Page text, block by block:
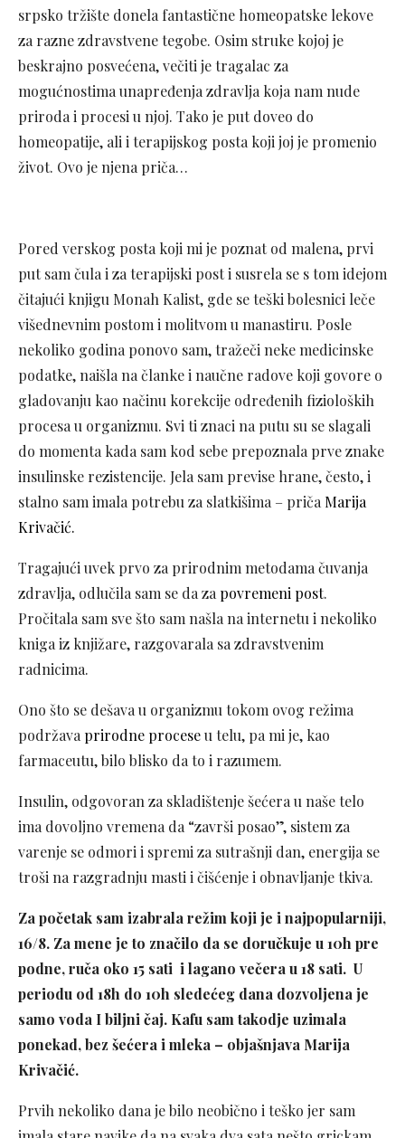
srpsko tržište donela fantastične homeopatske lekove
za razne zdravstvene tegobe. Osim struke kojoj je
beskrajno posvećena, večiti je tragalac za
mogućnostima unapređenja zdravlja koja nam nude
priroda i procesi u njoj. Tako je put doveo do
homeopatije, ali i terapijskog posta koji joj je promenio
život. Ovo je njena priča…
Pored verskog posta koji mi je poznat od malena, prvi
put sam čula i za terapijski post i susrela se s tom idejom
čitajući knjigu Monah Kalist, gde se teški bolesnici leče
višednevnim postom i molitvom u manastiru. Posle
nekoliko godina ponovo sam, tražeči neke medicinske
podatke, naišla na članke i naučne radove koji govore o
gladovanju kao načinu korekcije određenih fizioloških
procesa u organizmu. Svi ti znaci na putu su se slagali
do momenta kada sam kod sebe prepoznala prve znake
insulinske rezistencije. Jela sam previse hrane, često, i
stalno sam imala potrebu za slatkišima – priča Marija
Krivačić.
Tragajući uvek prvo za prirodnim metodama čuvanja
zdravlja, odlučila sam se da za povremeni post.
Pročitala sam sve što sam našla na internetu i nekoliko
kniga iz knjižare, razgovarala sa zdravstvenim
radnicima.
Ono što se dešava u organizmu tokom ovog režima
podržava prirodne proceseu telu, pa mi je, kao
farmaceutu, bilo blisko da to i razumem.
Insulin, odgovoran za skladištenje šećera u naše telo
ima dovoljno vremena da “završi posao”, sistem za
varenje se odmori i spremi za sutrašnji dan, energija se
troši na razgradnju masti i čišćenje i obnavljanje tkiva.
Za početak sam izabrala režim koji je i najpopularniji,
16/8. Za mene je to značilo da se doručkuje u 10h pre
podne, ruča oko 15 sati i lagano večera u 18 sati. U
periodu od 18h do 10h sledećeg dana dozvoljena je
samo voda I biljni čaj. Kafu sam takodje uzimala
ponekad, bez šećera i mleka – objašnjava Marija
Krivačić.
Prvih nekoliko dana je bilo neobično i teško jer sam